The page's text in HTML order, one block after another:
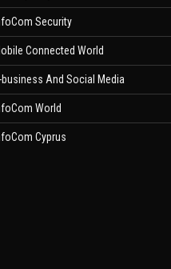
Security
Connected World
business And Social Media
World
Cyprus